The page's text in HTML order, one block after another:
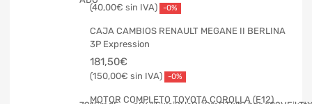
40,00€ -0%
CAJA CAMBIOS RENAULT MEGANE II BERLINA
3P Expression
181,50€
150,00€ -0%
MOTOR COMPLETO TOYOTA COROLLA (E12)